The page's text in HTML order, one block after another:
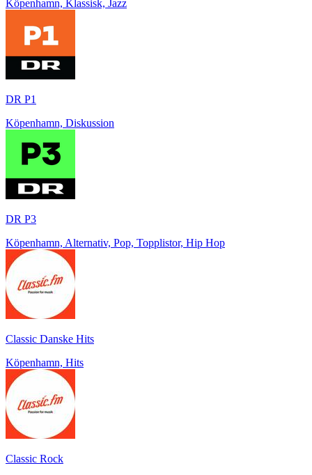
Köpenhamn, Klassisk, Jazz
DR P1
Köpenhamn, Diskussion
DR P3
Köpenhamn, Alternativ, Pop, Topplistor, Hip Hop
Classic Danske Hits
Köpenhamn, Hits
Classic Rock